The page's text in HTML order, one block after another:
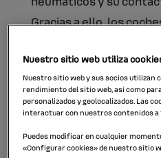
Gracias a ello, los
Ahora bien, si hablamos
cuanto a mecánica, en
refiriendo a la
potencia del motor
de los ejes.
Nuestro sitio web utiliza
Nuestro sitio web y sus socios utilizan
rendimiento del sitio web, así como
personalizados y geolocalizados. Las
interactuar con nuestros contenidos a
Puedes modificar en cualquier
«Configurar cookies» de nuestro sitio